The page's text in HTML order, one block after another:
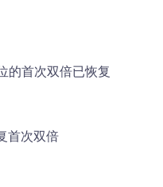
的首次双倍已恢复
首次双倍